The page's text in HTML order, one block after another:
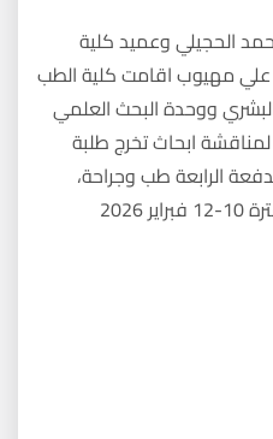
الحجيلي وعميد كلية
علي مهيوب اقامت كلية الطب
ووحدة البحث العلمي
لمناقشة ابحاث تخرج طلبة
الرابعة طب وجراحة،